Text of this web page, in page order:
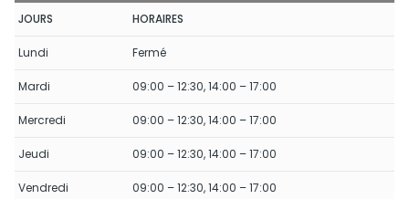
JOURS HORAIRES
Lundi Fermé
Mardi 09:00 – 12:30, 14:00 – 17:00
Mercredi 09:00 – 12:30, 14:00 – 17:00
Jeudi 09:00 – 12:30, 14:00 – 17:00
Vendredi 09:00 – 12:30, 14:00 – 17:00